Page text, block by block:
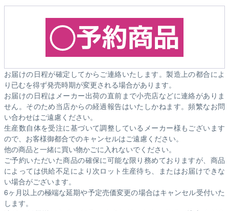
お届けの日程が確定してからご連絡いたします。製造上の都合によ
り已むを得ず発売時期が変更される場合があります。
お届けの日程はメーカー出荷の直前まで小売店などに連絡がありま
せん。そのため当店からの経過報告はいたしかねます。頻繁なお問
い合わせはご遠慮ください。
生産数自体を受注に基づいて調整しているメーカー様もございます
ので、お客様御都合でのキャンセルはご遠慮ください。
他の商品と一緒に買い物かごに入れないでください。
ご予約いただいた商品の確保に可能な限り務めておりますが、商品
によっては供給不足により次ロット生産待ち、またはお届けできな
い場合がございます。
6ヶ月以上の極端な延期や予定売価変更の場合はキャンセル受付いた
します。